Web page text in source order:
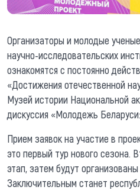
Организаторы и молодые
научно-исследовательских
ознакомятся с постоянно
«Достижения отечественной
Музей истории Национальной
дискуссия «Молодежь
Прием заявок на участие в
это первый тур нового сезона.
этап, затем будут
Заключительным станет